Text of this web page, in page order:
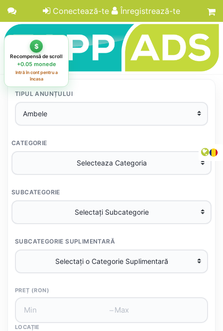
Conectează-te Înregistrează-te
TIPUL ANUNȚULUI
CATEGORIE
SUBCATEGORIE
SUBCATEGORIE SUPLIMENTARĂ
PREȚ (RON)
–
LOCAȚIE